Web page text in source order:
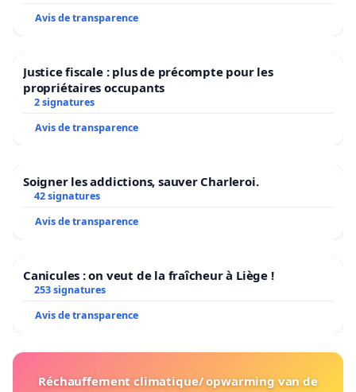
Avis de transparence
Justice fiscale : plus de précompte pour les
propriétaires occupants
2 signatures
Avis de transparence
Soigner les addictions, sauver Charleroi.
42 signatures
Avis de transparence
Canicules : on veut de la fraîcheur à Liège !
253 signatures
Avis de transparence
Réchauffement climatique/ opwarming van de